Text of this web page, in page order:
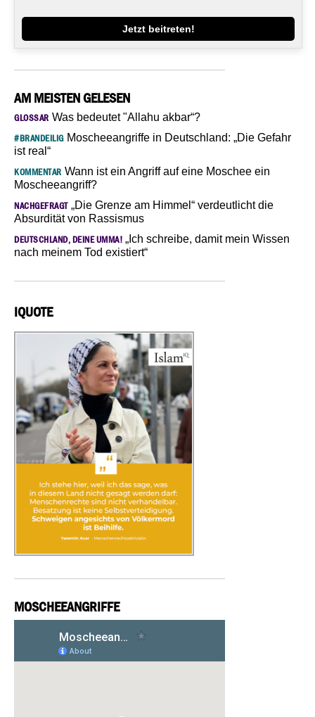
Jetzt beitreten!
AM MEISTEN GELESEN
GLOSSAR Was bedeutet "Allahu akbar“?
#BRANDEILIGMoscheeangriffe in Deutschland: „Die Gefahr
ist real“
KOMMENTAR Wann ist ein Angriff auf eine Moschee ein
Moscheeangriff?
NACHGEFRAGT„Die Grenze am Himmel“ verdeutlicht die
Absurdität von Rassismus
DEUTSCHLAND, DEINE UMMA! „Ich schreibe, damit mein Wissen
nach meinem Tod existiert“
IQUOTE
MOSCHEEANGRIFFE